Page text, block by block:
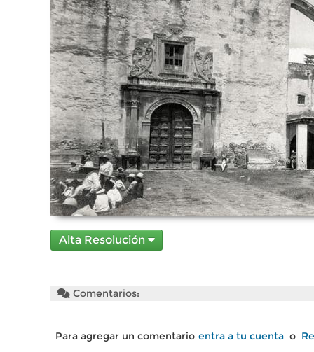
Alta Resolución
Comentarios:
Para agregar un comentario entra a tu cuenta o